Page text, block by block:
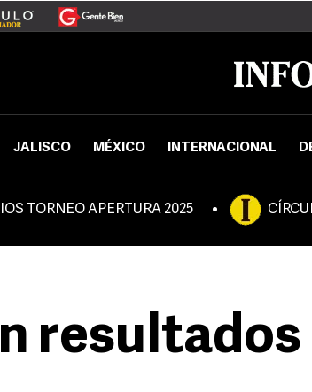
JALISCO MÉXICO INTERNACIONAL
TORNEO APERTURA 2025
resultados